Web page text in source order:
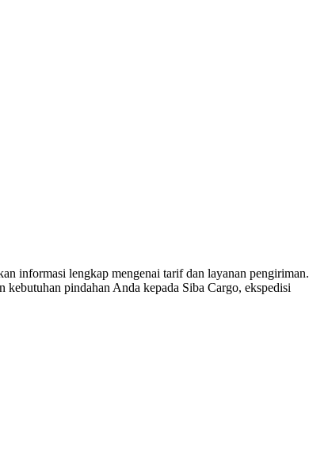
informasi lengkap mengenai tarif dan layanan pengiriman.
pindahan Anda kepada Siba Cargo, ekspedisi